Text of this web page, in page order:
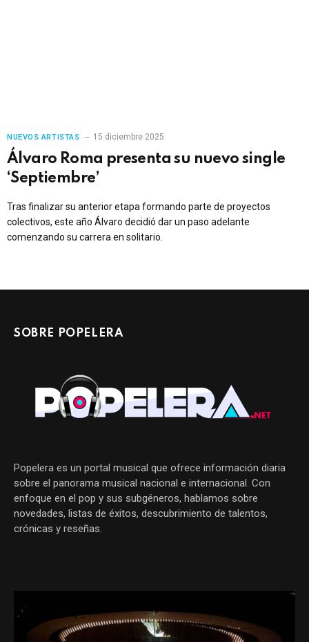
NUEVOS ARTISTAS 15 diciembre 2025
Álvaro Roma presenta su nuevo single
‘Septiembre’
Tras finalizar su anterior etapa formando parte de proyectos
colectivos, este año Álvaro decidió dar un paso adelante
comenzando su carrera en solitario.
SOBRE POPELERA
Popelera es un portal musical que ofrece información diaria
sobre el panorama musical nacional e internacional. Con
enfoque en el pop y sus subgéneros, hablamos sobre
novedades, listas de éxitos, descubrimiento de talentos,
crónicas y reseñas.